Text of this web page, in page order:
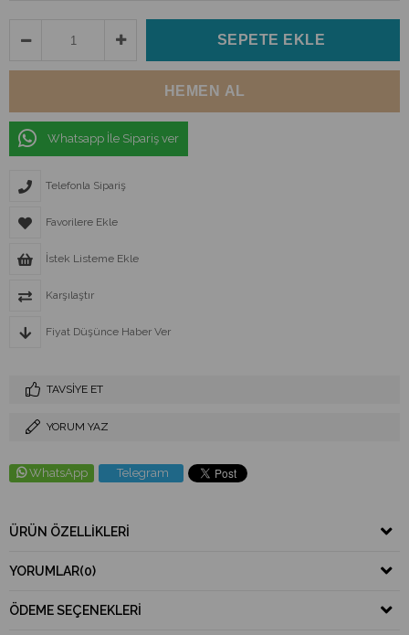
Whatsapp İle Sipariş ver
Telefonla Sipariş
Favorilere Ekle
İstek Listeme Ekle
Karşılaştır
Fiyat Düşünce Haber Ver
TAVSIYE ET
YORUM YAZ
WhatsApp Telegram
ÜRÜN ÖZELLIKLERI
YORUMLAR(0)
ÖDEME SEÇENEKLERI